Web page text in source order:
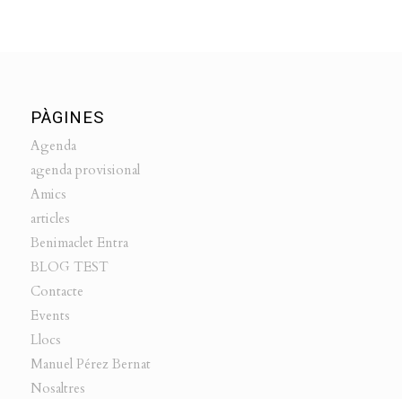
PÀGINES
Agenda
agenda provisional
Amics
articles
Benimaclet Entra
BLOG TEST
Contacte
Events
Llocs
Manuel Pérez Bernat
Nosaltres